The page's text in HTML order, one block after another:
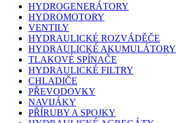
HYDROGENERÁTORY
HYDROMOTORY
VENTILY
HYDRAULICKÉ ROZVÁDĚČE
HYDRAULICKÉ AKUMULÁTORY
TLAKOVÉ SPÍNAČE
HYDRAULICKÉ FILTRY
CHLADIČE
PŘEVODOVKY
NAVIJÁKY
PŘÍRUBY A SPOJKY